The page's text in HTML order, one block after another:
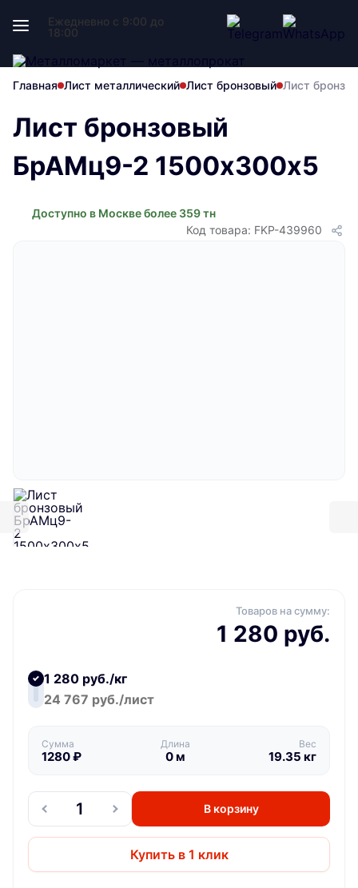
Ежедневно с 9:00 до
18:00
Главная Лист металлический Лист бронзовый Лист
Лист бронзовый
БрАМц9-2 1500х300х5
Доступно в Москве более 359 тн
Код товара: FKP-439960
Товаров на сумму:
1 280 руб.
1 280 руб./кг
24 767 руб./лист
Сумма
1280₽
Длина
0м
Вес
19.35 кг
В корзину
Купить в 1 клик